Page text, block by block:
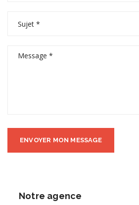
Notre agence